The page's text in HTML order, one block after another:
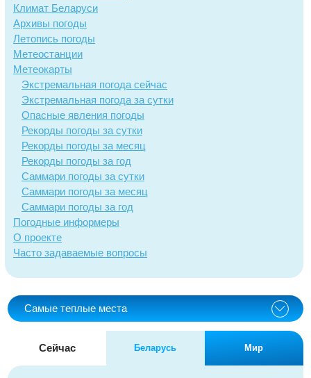
Климат Беларуси
Архивы погоды
Летопись погоды
Метеостанции
Метеокарты
Экстремальная погода сейчас
Экстремальная погода за сутки
Опасные явления погоды
Рекорды погоды за сутки
Рекорды погоды за месяц
Рекорды погоды за год
Саммари погоды за сутки
Саммари погоды за месяц
Саммари погоды за год
Погодные информеры
О проекте
Часто задаваемые вопросы
Самые теплые места
Сейчас Беларусь Мир